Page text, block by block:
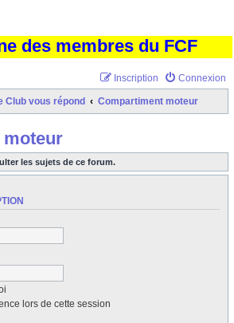
des membres du FCF
Connexion
Inscription
Club vous répond Compartiment moteur
moteur
les sujets de ce forum.
lors de cette session